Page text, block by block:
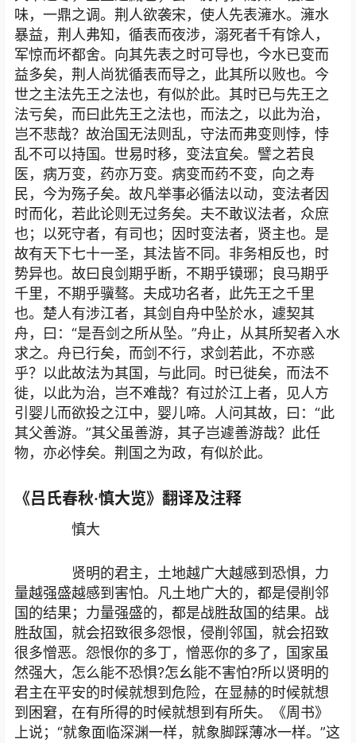
味，一鼎之调。荆人欲袭宋，使人先表澭水。澭水
暴益，荆人弗知，循表而夜涉，溺死者千有馀人，
军惊而坏都舍。向其先表之时可导也，今水已变而
益多矣，荆人尚犹循表而导之，此其所以败也。今
世之主法先王之法也，有似於此。其时已与先王之
法亏矣，而曰此先王之法也，而法之，以此为治，
岂不悲哉？故治国无法则乱，守法而弗变则悖，悖
乱不可以持国。世易时移，变法宜矣。譬之若良
医，病万变，药亦万变。病变而药不变，向之寿
民，今为殇子矣。故凡举事必循法以动，变法者因
时而化，若此论则无过务矣。夫不敢议法者，众庶
也；以死守者，有司也；因时变法者，贤主也。是
故有天下七十一圣，其法皆不同。非务相反也，时
势异也。故曰良剑期乎断，不期乎镆琊；良马期乎
千里，不期乎骥骜。夫成功名者，此先王之千里
也。楚人有涉江者，其剑自舟中坠於水，遽契其
舟，曰：“是吾剑之所从坠。”舟止，从其所契者入水
求之。舟已行矣，而剑不行，求剑若此，不亦惑
乎？以此故法为其国，与此同。时已徙矣，而法不
徙，以此为治，岂不难哉？有过於江上者，见人方
引婴儿而欲投之江中，婴儿啼。人问其故，曰：“此
其父善游。”其父虽善游，其子岂遽善游哉？此任
物，亦必悖矣。荆国之为政，有似於此。
《吕氏春秋·慎大览》翻译及注释
慎大
贤明的君主，土地越广大越感到恐惧，力
量越强盛越感到害怕。凡土地广大的，都是侵削邻
国的结果；力量强盛的，都是战胜敌国的结果。战
胜敌国，就会招致很多怨恨，侵削邻国，就会招致
很多憎恶。怨恨你的多丁，憎恶你的多了，国家虽
然强大，怎么能不恐惧?怎幺能不害怕?所以贤明的
君主在平安的时候就想到危险，在显赫的时候就想
到困窘，在有所得的时候就想到有所失。《周书》
上说；“就象面临深渊一样，就象脚踩薄冰一样。”这